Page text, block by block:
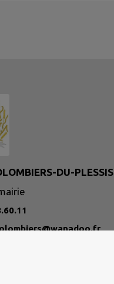
DU-PLESSIS